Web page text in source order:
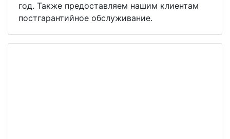
год. Также предоставляем нашим клиентам
постгарантийное обслуживание.